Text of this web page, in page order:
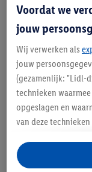
Beschrijving
GRS - Global
Voordat we
jouw
Wij verwerken als
jouw
(gezamenlijk: "Lidl-
technieken
opgeslagen en
van deze
opslaan van
analyseren van